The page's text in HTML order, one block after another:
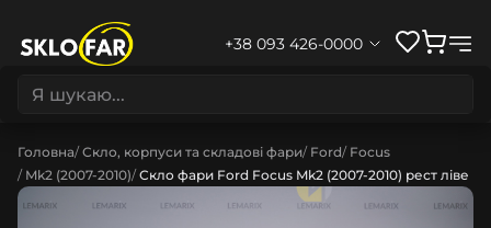
+38 093 426-0000
Головна Скло, корпуси та складові фари Ford Focus
Mk2 (2007-2010) Скло фари Ford Focus Mk2 (2007-2010) рест ліве